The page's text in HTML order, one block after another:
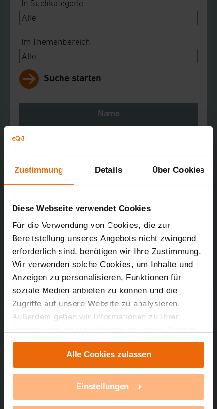
Zustimmung Details Über Cookies
Diese Webseite verwendet Cookies
Für die Verwendung von Cookies, die zur
Bereitstellung unseres Angebots nicht zwingend
erforderlich sind, benötigen wir Ihre Zustimmung.
Wir verwenden solche Cookies, um Inhalte und
Anzeigen zu personalisieren, Funktionen für
soziale Medien anbieten zu können und die
Zugriffe auf unsere Website zu analysieren.
Außerdem geben wir Informationen zu Ihrer
Verwendung unserer Website an unsere Partner
für soziale Medien, Werbung und Analysen weiter.
Unsere Partner führen diese Informationen
möglicherweise mit weiteren Daten zusammen,
die Sie ihnen bereitgestellt haben oder die sie im
Alle Cookies zulassen
Einstellungen
In Suchkategorie
Im Themenbereich
Suche starten
Name
Heizkörperthermostat Classic Model J
Kurz-Bez.: CC-RT-B-CyJ-W
Artikel-Nr.: 92728
02.09.2010
44,92 KB
Technischer Support
unserer Produkte?
mehr Infos